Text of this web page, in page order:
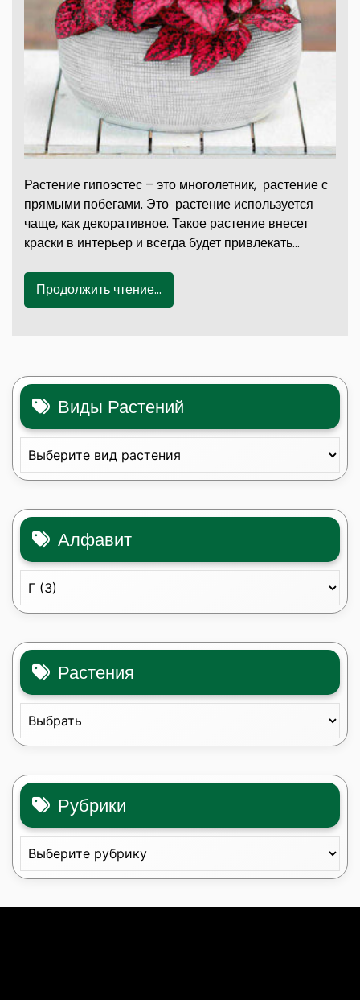
Растение гипоэстес – это многолетник, растение с
прямыми побегами. Это растение используется
чаще, как декоративное. Такое растение внесет
краски в интерьер и всегда будет привлекать…
Продолжить чтение...
Виды Растений
Алфавит
Растения
Рубрики
Рубрики